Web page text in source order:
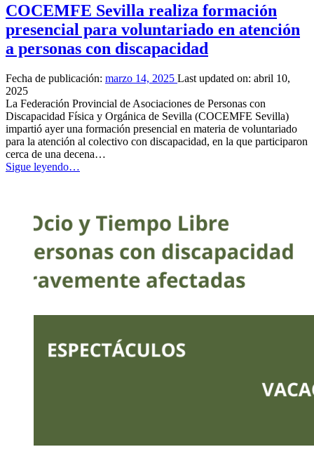
COCEMFE Sevilla realiza formación
presencial para voluntariado en atención
a personas con discapacidad
Fecha de publicación: marzo 14, 2025 Last updated on: abril 10,
2025
La Federación Provincial de Asociaciones de Personas con
Discapacidad Física y Orgánica de Sevilla (COCEMFE Sevilla)
impartió ayer una formación presencial en materia de voluntariado
para la atención al colectivo con discapacidad, en la que participaron
cerca de una decena…
Sigue leyendo“COCEMFE
presencial
para
en
a
personas
discapacidad”
…